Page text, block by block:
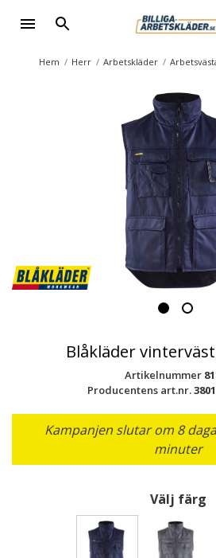
Hem Herr Arbetskläder
Blåkläder
Artikelnummer
Producentens art.nr.
Kampanjen slutar om 8
minuter
Välj färg